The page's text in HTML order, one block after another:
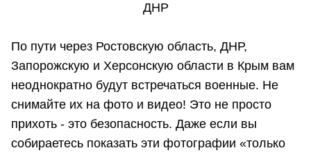
ДНР
По пути через Ростовскую область, ДНР,
Запорожскую и Херсонскую области в Крым вам
неоднократно будут встречаться военные. Не
снимайте их на фото и видео! Это не просто
прихоть - это безопасность. Даже если вы
собираетесь показать эти фотографии «только